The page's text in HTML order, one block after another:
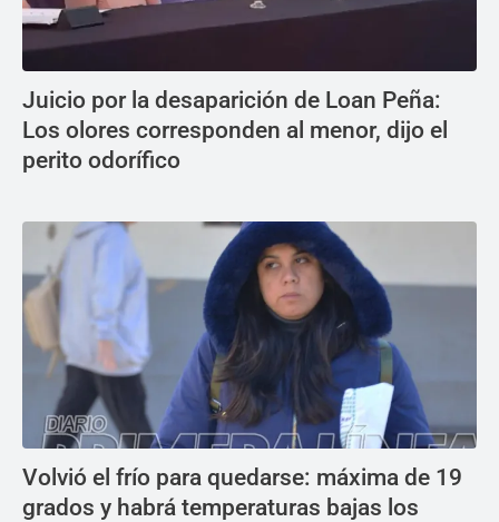
Juicio por la desaparición de Loan Peña:
Los olores corresponden al menor, dijo el
perito odorífico
Volvió el frío para quedarse: máxima de 19
grados y habrá temperaturas bajas los